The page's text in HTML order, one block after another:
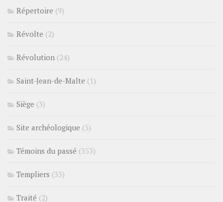
Répertoire (9)
Révolte (2)
Révolution (24)
Saint-Jean-de-Malte (1)
Siège (3)
Site archéologique (5)
Témoins du passé (353)
Templiers (33)
Traité (2)